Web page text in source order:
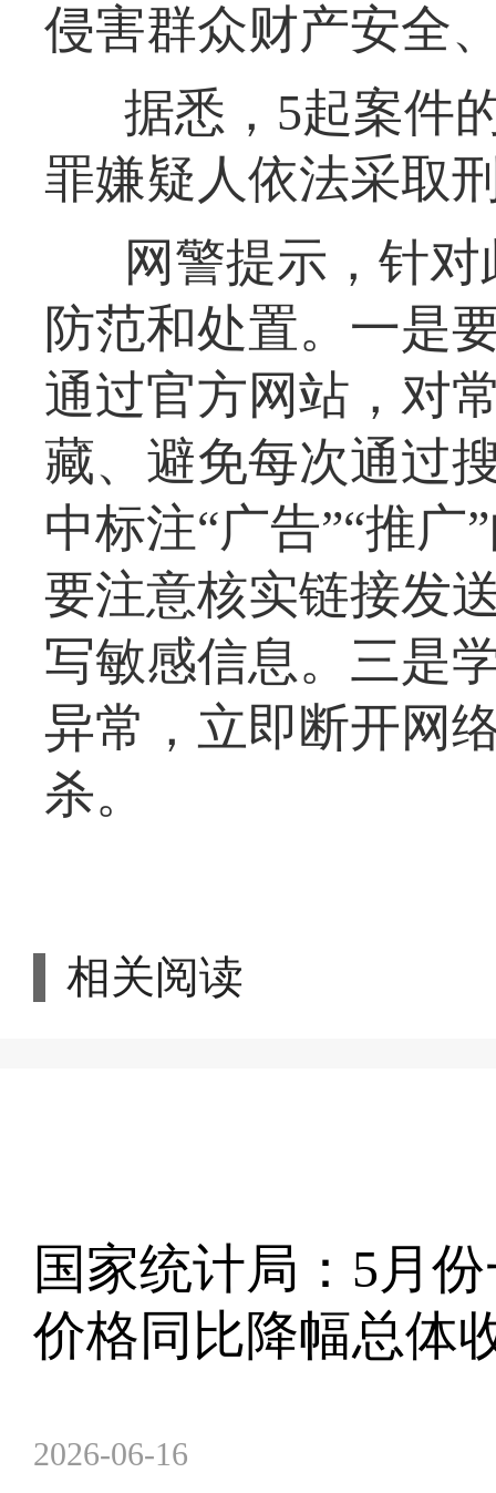
侵害群众财产安全
据悉，5起案件
罪嫌疑人依法采取
网警提示，针
防范和处置。一是
通过官方网站，对
藏、避免每次通过
中标注“广告”“推
要注意核实链接发
写敏感信息。三是
异常，立即断开网
杀。
相关阅读
国家统计局：5月
价格同比降幅总体
2026-06-16